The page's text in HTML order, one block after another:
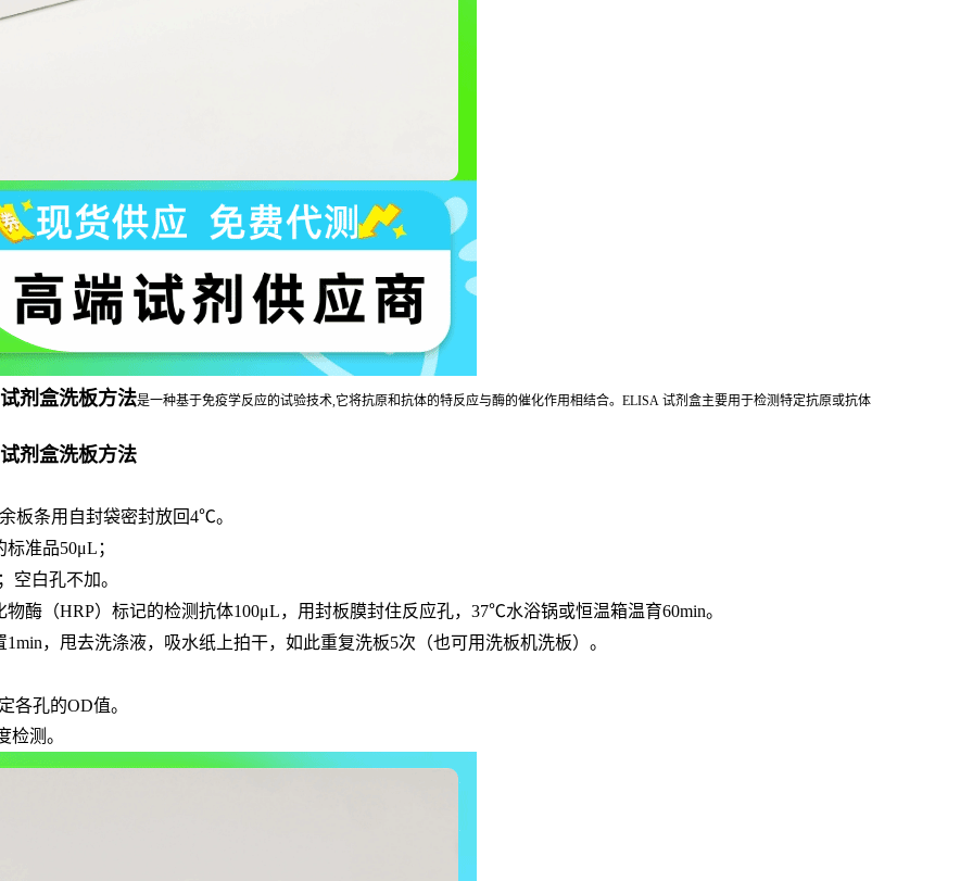
剂盒洗板方法是一种基于免疫学反应的试验技术,它将抗原和抗体的特反应与酶的催化作用相结合。ELISA 试剂盒主要用于检测特定抗原或抗体
剂盒洗板方法
板条用自封袋密封放回4℃。
标准品50μL；
空白孔不加。
物酶（HRP）标记的检测抗体100μL，用封板膜封住反应孔，37℃水浴锅或恒温箱温育60min。
1min，甩去洗涤液，吸水纸上拍干，如此重复洗板5次（也可用洗板机洗板）。
各孔的OD值。
测。